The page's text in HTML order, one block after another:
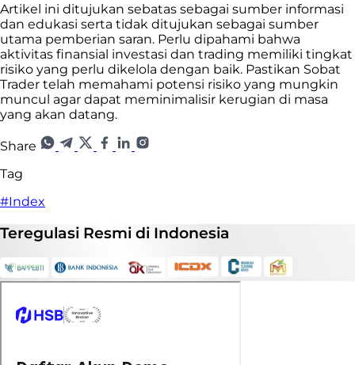
Artikel ini ditujukan sebatas sebagai sumber informasi
dan edukasi serta tidak ditujukan sebagai sumber
utama pemberian saran. Perlu dipahami bahwa
aktivitas finansial investasi dan trading memiliki tingkat
risiko yang perlu dikelola dengan baik. Pastikan Sobat
Trader telah memahami potensi risiko yang mungkin
muncul agar dapat meminimalisir kerugian di masa
yang akan datang.
Share
Tag
#Index
Teregulasi Resmi di Indonesia